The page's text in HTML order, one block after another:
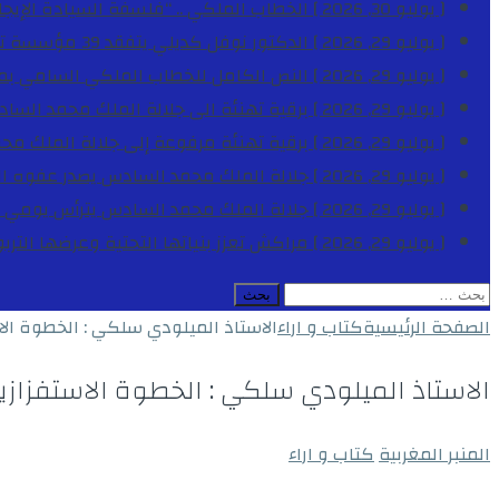
[ يوليو 30, 2026 ]
الخطاب الملكي .. “فلسفة السيادة
[ يوليو 29, 2026 ]
الدكتور نوفل كديلي يتفقد 39 مؤسسة تعليمية بجهة الدار البيضاء-سطات خلال الموسم الدراسي 2025-2026
[ يوليو 29, 2026 ]
النص الكامل للخطاب الملكي السامي بمناسبة الذكرى
[ يوليو 29, 2026 ]
برقية تهنئة الى جلالة الملك محمد
[ يوليو 29, 2026 ]
برقية تهنئة مرفوعة إلى جلالة الملك
[ يوليو 29, 2026 ]
جلالة الملك محمد السادس يصدر عفوه السامي على 1788 شخصا
[ يوليو 29, 2026 ]
جلالة الملك محمد السادس يترأس
[ يوليو 29, 2026 ]
مراكش تعزز بنياتها التحتية وعرضها
البحث
عن:
الصفحة الرئيسيةكتاب و اراءالاستاذ الميلودي سلكي : الخطوة
الاستاذ الميلودي سلكي : الخطوة
المنبر المغربيةكتاب و اراء